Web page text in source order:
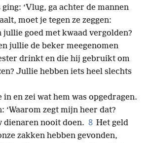
‘Vlug, ga achter de mannen
moet je tegen ze zeggen:
jullie goed met kwaad vergolden?
jullie de beker meegenomen
drinkt en die hij gebruikt om
Jullie hebben iets heel slechts
in en zei wat hem was opgedragen.
‘Waarom zegt mijn heer dat?
dienaren nooit doen. 8 Het geld
zakken hebben gevonden,